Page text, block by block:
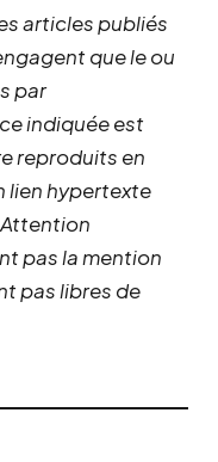
articles publiés
que le ou
par
indiquée est
reproduits en
lien hypertexte
Attention
pas la mention
pas libres de